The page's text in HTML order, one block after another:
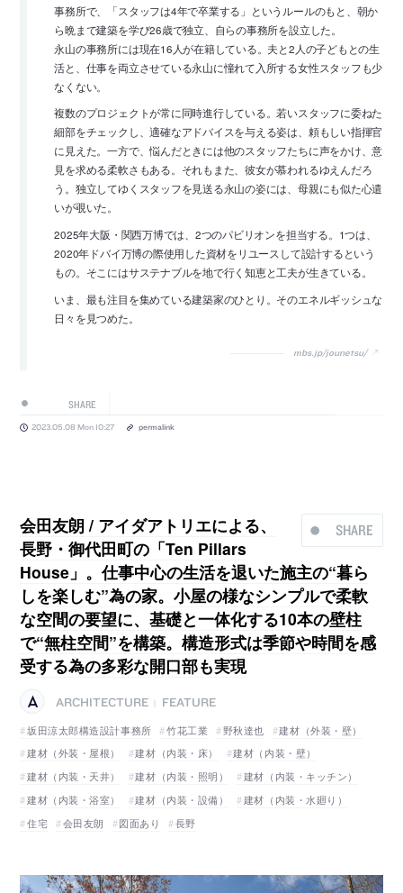
事務所で、「スタッフは4年で卒業する」というルールのもと、朝か
ら晩まで建築を学び26歳で独立、自らの事務所を設立した。
永山の事務所には現在16人が在籍している。夫と2人の子どもとの生
活と、仕事を両立させている永山に憧れて入所する女性スタッフも少
なくない。
複数のプロジェクトが常に同時進行している。若いスタッフに委ねた
細部をチェックし、適確なアドバイスを与える姿は、頼もしい指揮官
に見えた。一方で、悩んだときには他のスタッフたちに声をかけ、意
見を求める柔軟さもある。それもまた、彼女が慕われるゆえんだろ
う。独立してゆくスタッフを見送る永山の姿には、母親にも似た心遣
いが覗いた。
2025年大阪・関西万博では、2つのパビリオンを担当する。1つは、
2020年ドバイ万博の際使用した資材をリユースして設計するという
もの。そこにはサステナブルを地で行く知恵と工夫が生きている。
いま、最も注目を集めている建築家のひとり。そのエネルギッシュな
日々を見つめた。
mbs.jp/jounetsu/
SHARE
2023.05.08 Mon 10:27 permalink
SHARE
会田友朗 / アイダアトリエによる、
長野・御代田町の「Ten Pillars
House」。仕事中心の生活を退いた施主の“暮ら
しを楽しむ”為の家。小屋の様なシンプルで柔軟
な空間の要望に、基礎と一体化する10本の壁柱
で“無柱空間”を構築。構造形式は季節や時間を感
受する為の多彩な開口部も実現
ARCHITECTURE
FEATURE
坂田涼太郎構造設計事務所
竹花工業 野秋達也
建材（外装・壁）
建材（外装・屋根）
建材（内装・床）
建材（内装・壁）
建材（内装・天井）
建材（内装・照明）
建材（内装・キッチン）
建材（内装・浴室）
建材（内装・設備）
建材（内装・水廻り）
住宅
会田友朗 図面あり 長野